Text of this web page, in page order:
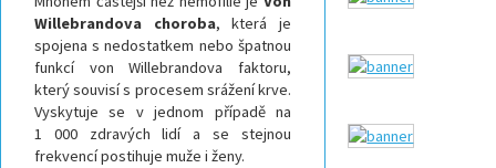
Willebrandova choroba, která je
spojena s nedostatkem nebo špatnou
funkcí von Willebrandova faktoru,
který souvisí s procesem srážení krve.
Vyskytuje se v jednom případě na
1 000 zdravých lidí a se stejnou
frekvencí postihuje muže i ženy.